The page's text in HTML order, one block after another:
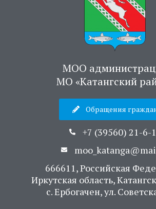
МОО
МО «Катангский
Обращения
+7 (39560) 21-6-
666611, Российская
Иркутская область,
с. Ербогачен, ул.